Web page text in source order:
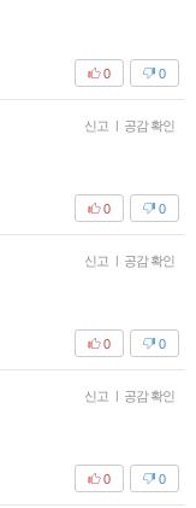
0
0
신고 | 공감 확인
0
0
신고 | 공감 확인
0
0
신고 | 공감 확인
0
0